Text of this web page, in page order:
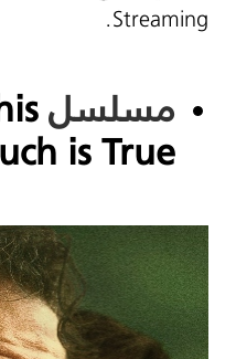
Streaming
.
مسلسل
is True